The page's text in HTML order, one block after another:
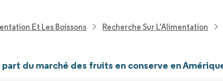
Et Les Boissons Recherche Sur L'Alimentation
du marché des fruits en conserve en